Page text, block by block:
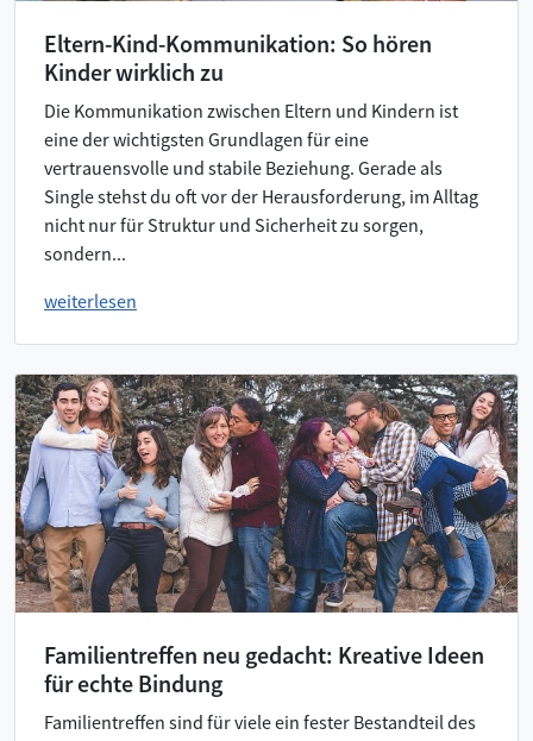
Eltern-Kind-Kommunikation: So hören
Kinder wirklich zu
Die Kommunikation zwischen Eltern und Kindern ist
eine der wichtigsten Grundlagen für eine
vertrauensvolle und stabile Beziehung. Gerade als
Single stehst du oft vor der Herausforderung, im Alltag
nicht nur für Struktur und Sicherheit zu sorgen,
sondern...
weiterlesen
Familientreffen neu gedacht: Kreative Ideen
für echte Bindung
Familientreffen sind für viele ein fester Bestandteil des